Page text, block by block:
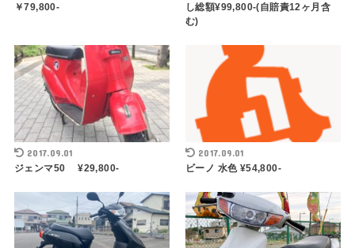
￥79,800-
し総額¥99,800-(自賠責12ヶ月含
む)
2017.09.01
ジェンマ50 ¥29,800-
2017.09.01
ビーノ 水色 ¥54,800-